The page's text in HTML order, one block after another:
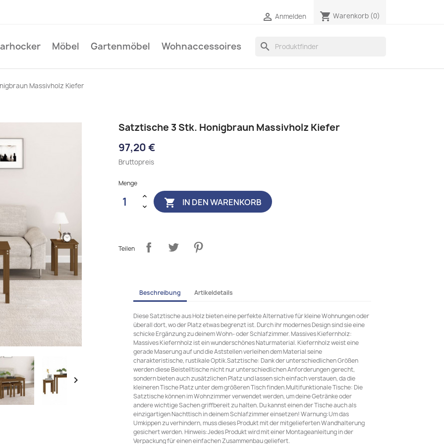
 Anmelden shopping_cart Warenkorb (0)
Möbel Gartenmöbel Wohnaccessoires search
Massivholz Kiefer

Satztische 3 Stk. Honigbraun Massivholz Kiefer
97,20 €
Bruttopreis
Menge
 IN DEN WARENKORB
Teilen
Beschreibung Artikeldetails
Diese Satztische aus Holz bieten eine perfekte Alternative für kleine Wohnungen oder
überall dort, wo der Platz etwas begrenzt ist. Durch ihr modernes Design sind sie eine
schicke Ergänzung zu deinem Wohn- oder Schlafzimmer. Massives Kiefernholz:
Massives Kiefernholz ist ein wunderschönes Naturmaterial. Kiefernholz weist eine
gerade Maserung auf und die Aststellen verleihen dem Material seine
charakteristische, rustikale Optik.Satztische: Dank der unterschiedlichen Größen
werden diese Beistelltische nicht nur unterschiedlichen Anforderungen gerecht,
sondern bieten auch zusätzlichen Platz und lassen sich einfach verstauen, da die
kleineren Tische Platz unter dem größeren Tisch finden.Multifunktionale Tische: Die
Satztische können im Wohnzimmer verwendet werden, um deine Getränke oder
andere wichtige Sachen griffbereit zu halten. Du kannst einen der Tische auch als
einzigartigen Nachttisch in deinem Schlafzimmer einsetzen! Warnung:Um das
Umkippen zu verhindern, muss dieses Produkt mit der mitgelieferten Wandhalterung
gesichert werden. Hinweis:Jedes Produkt wird mit einer Montageanleitung in der
Verpackung für einen einfachen Zusammenbau geliefert.